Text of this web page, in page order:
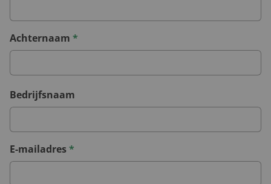
Achternaam *
Bedrijfsnaam
E-mailadres*